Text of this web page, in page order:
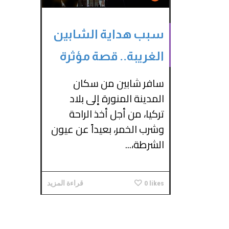
سبب هداية الشابين
الغريبة.. قصة مؤثرة
سافر شابين ﻣﻦ سكان
اﻟﻤﺪﻳﻨﺔ المنورة إلى بلاد
ﺗﺮﻛﻴﺎ، ﻣﻦ أﺟﻞ أﺧﺬ الراحة
وشرب الخمر، بعيداً عن عيون
الشرطة،...
0 likes قراءة المزيد